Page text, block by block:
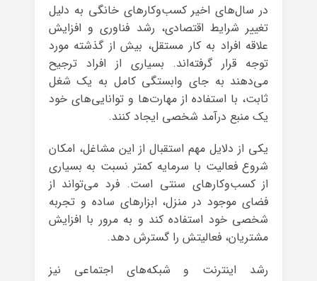
در سال‌های اخیر کسب‌وکارهای خانگی به دلیل
تغییر شرایط اقتصادی، رشد فناوری و افزایش
علاقه افراد به کار مستقل، بیش از گذشته مورد
توجه قرار گرفته‌اند. بسیاری از افراد ترجیح
می‌دهند به جای وابستگی کامل به یک شغل
ثابت، با استفاده از مهارت‌ها و توانایی‌های خود
یک منبع درآمد شخصی ایجاد کنند.
یکی از دلایل مهم استقبال از این مشاغل، امکان
شروع فعالیت با سرمایه کمتر نسبت به بسیاری
از کسب‌وکارهای سنتی است. فرد می‌تواند از
فضای موجود در منزل، ابزارهای ساده و تجربه
شخصی خود استفاده کند و به مرور با افزایش
مشتریان، فعالیتش را گسترش دهد.
رشد اینترنت و شبکه‌های اجتماعی نیز